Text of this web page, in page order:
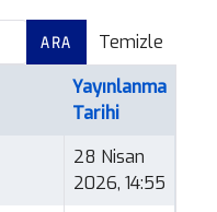
ARA Temizle
Yayınlanma
Tarihi
28 Nisan
2026, 14:55